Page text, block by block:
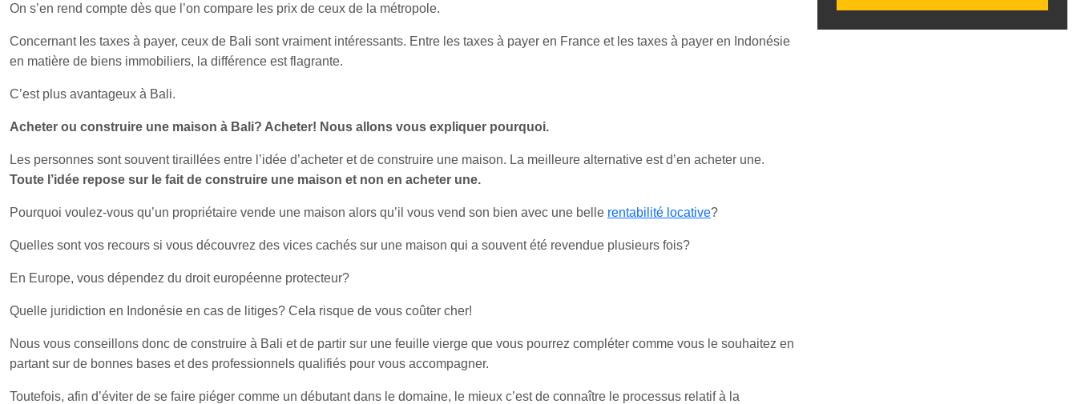
On s’en rend compte dès que l’on compare les prix de ceux de la métropole.
Concernant les taxes à payer, ceux de Bali sont vraiment intéressants. Entre les taxes à payer en France et les taxes à payer en Indonésie
en matière de biens immobiliers, la différence est flagrante.
C’est plus avantageux à Bali.
Acheter ou construire une maison à Bali? Acheter! Nous allons vous expliquer pourquoi.
Les personnes sont souvent tiraillées entre l’idée d’acheter et de construire une maison. La meilleure alternative est d’en acheter une.
Toute l’idée repose sur le fait de construire une maison et non en acheter une.
Pourquoi voulez-vous qu’un propriétaire vende une maison alors qu’il vous vend son bien avec une belle rentabilité locative?
Quelles sont vos recours si vous découvrez des vices cachés sur une maison qui a souvent été revendue plusieurs fois?
En Europe, vous dépendez du droit européenne protecteur?
Quelle juridiction en Indonésie en cas de litiges? Cela risque de vous coûter cher!
Nous vous conseillons donc de construire à Bali et de partir sur une feuille vierge que vous pourrez compléter comme vous le souhaitez en
partant sur de bonnes bases et des professionnels qualifiés pour vous accompagner.
Toutefois, afin d’éviter de se faire piéger comme un débutant dans le domaine, le mieux c’est de connaître le processus relatif à la